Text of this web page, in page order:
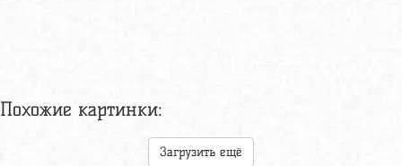
Похожие картинки:
Загрузить ещё